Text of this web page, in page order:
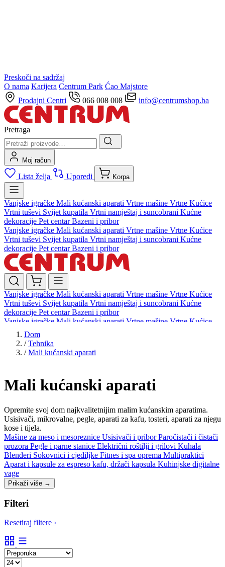
Preskoči na sadržaj
O nama Karijera Centrum Park Ćao Majstore
Prodajni Centri
066 008 008 info@centrumshop.ba
Pretraga
Moj račun
Lista želja Uporedi Korpa
Vanjske igračke Mali kućanski aparati Vrtne mašine Vrtne Kućice
Vrtni tuševi Svijet kupatila Vrtni namještaj i suncobrani Kućne
dekoracije Pet centarBazeni i pribor
Vanjske igračke Mali kućanski aparati Vrtne mašine Vrtne Kućice
Vrtni tuševi Svijet kupatila Vrtni namještaj i suncobrani Kućne
dekoracije Pet centarBazeni i pribor
Vanjske igračke Mali kućanski aparati Vrtne mašine Vrtne Kućice
Vrtni tuševi Svijet kupatila Vrtni namještaj i suncobrani Kućne
dekoracije Pet centarBazeni i pribor
Vanjske igračke Mali kućanski aparati Vrtne mašine Vrtne Kućice
Vrtni tuševi
dekoracijePet centar
Dom
/ Tehnika
/ Mali kućanski aparati
Mali kućanski aparati
Opremite svoj dom najkvalitetnijim malim kućanskim aparatima.
Usisivači, mikrovalne, pegle, aparati za kafu, tosteri, aparati za njegu
kose i tijela.
Mašine za meso i mesoreznice Usisivači i priborParočistači i čistači
prozora Pegle i parne stanice Električni roštilji i grilovi Kuhala
Blenderi Sokovnici i cjediljke Fitnes i spa oprema Multipraktici
Aparat i kapsule za espreso kafu, držači kapsula Kuhinjske digitalne
vage
Prikaži više →
Filteri
Resetiraj filtere ›